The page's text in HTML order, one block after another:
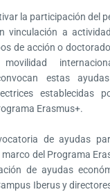
la participación del
vinculación a
de acción o
movilidad
estas
establecidas
Erasmus+.
de ayudas
del Programa
de ayudas
Iberus y